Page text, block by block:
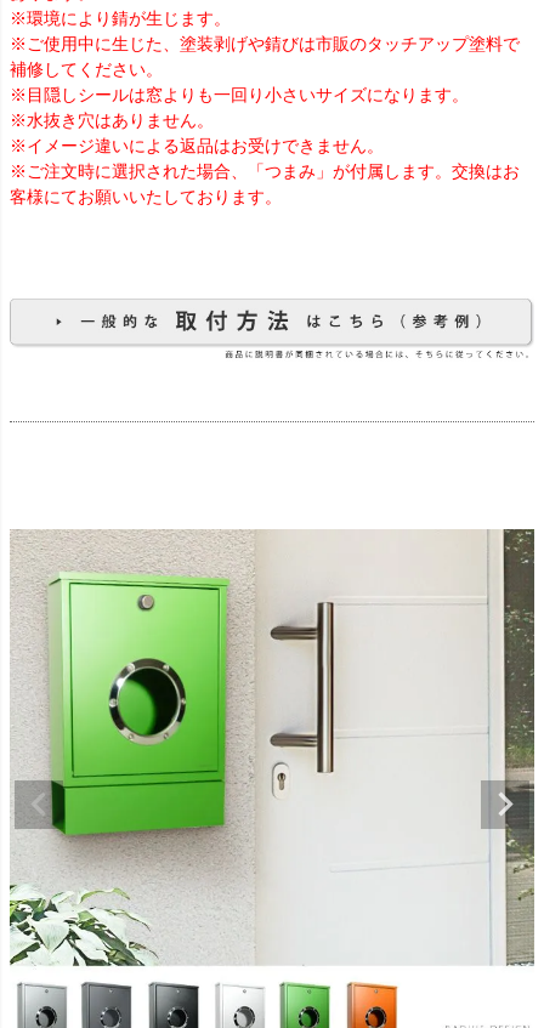
※環境により錆が生じます。
※ご使用中に生じた、塗装剥げや錆びは市販のタッチアップ塗料で
補修してください。
※目隠しシールは窓よりも一回り小さいサイズになります。
※水抜き穴はありません。
※イメージ違いによる返品はお受けできません。
※ご注文時に選択された場合、「つまみ」が付属します。交換はお
客様にてお願いいたしております。